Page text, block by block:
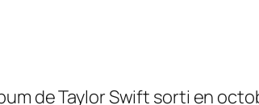
de Taylor Swift sorti en